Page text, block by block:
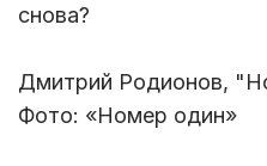
снова?
Дмитрий Родионов,
Фото: «Номер один»